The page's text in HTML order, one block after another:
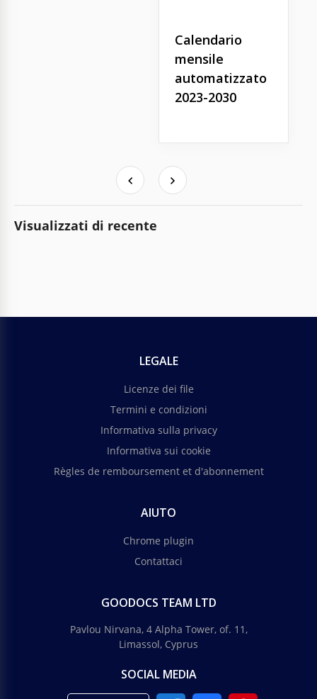
Calendario
mensile
automatizzato
2023-2030
Visualizzati di recente
LEGALE
Licenze dei file
Termini e condizioni
Informativa sulla privacy
Informativa sui cookie
Règles de remboursement et d'abonnement
AIUTO
Chrome plugin
Contattaci
GOODOCS TEAM LTD
Pavlou Nirvana, 4 Alpha Tower, of. 11,
Limassol, Cyprus
SOCIAL MEDIA